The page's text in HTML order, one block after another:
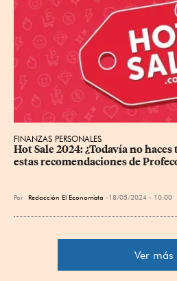
FINANZAS PERSONALES
Hot Sale 2024: ¿Todavía no haces
estas recomendaciones de
Por Redacción El Economista 18/05/2024 - 10:00
Ver más